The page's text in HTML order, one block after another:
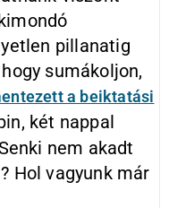
pillanatig
sumákoljon,
a beiktatási
két nappal
nem akadt
Hol vagyunk már